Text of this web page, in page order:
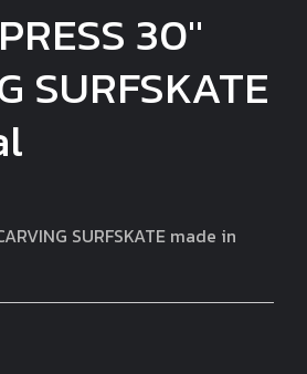
30"
SURFSKATE
SURFSKATE made in